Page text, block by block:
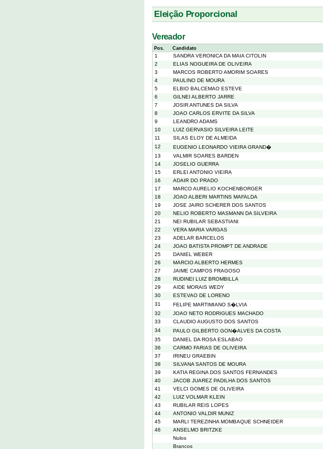
Eleição Proporcional
Vereador
Pos. Candidato
1 SANDRA VERONICA DA MAIA CITOLIN
2
ELIAS NOGUEIRA DE OLIVEIRA
3
MARCOS ROBERTO AMORIM SOARES
4
PAULINO DE MOURA
5
ELBIO BALCEMAO ESTEVE
6
GILNEI ALBERTO JARRE
7
JOSIR ANTUNES DA SILVA
8
JOAO CARLOS ERVITE DA SILVA
9
LEANDRO ADAMS
10
LUIZ GERVASIO SILVEIRA LEITE
11
SILAS ELOY DE ALMEIDA
12
EUGENIO LEONARDO VIEIRA GRAND�
13
VALMIR SOARES BARDEN
14
JOSELIO GUERRA
15
ERLEI ANTONIO VIEIRA
16
ADAIR DO PRADO
17
MARCO AURELIO KOCHENBORGER
18
JOAO ALBERI MARTINS MAFALDA
19
JOSE JAIRO SCHERER DOS SANTOS
20
NELIO ROBERTO MASMANN DA SILVEIRA
21
NEI RUBILAR SEBASTIANI
22
VERA MARIA VARGAS
23
ADELAR BARCELOS
24
JOAO BATISTA PROMPT DE ANDRADE
25
DANIEL WEBER
26
MARCIO ALBERTO HERMES
27
JAIME CAMPOS FRAGOSO
28
RUDINEI LUIZ BROMBILLA
29
AIDE MORAIS WEDY
30
ESTEVAO DE LORENO
31
FELIPE MARTIMIANO S�LVIA
32
JOAO NETO RODRIGUES MACHADO
33
CLAUDIO AUGUSTO DOS SANTOS
34
PAULO GILBERTO GON�ALVES DA COSTA
35
DANIEL DA ROSA ESLABAO
36
CARMO FARIAS DE OLIVEIRA
37
IRINEU GRAEBIN
38
SILVANA SANTOS DE MOURA
39
KATIA REGINA DOS SANTOS FERNANDES
40
JACOB JUAREZ PADILHA DOS SANTOS
41
VELCI GOMES DE OLIVEIRA
42
LUIZ VOLMAR KLEIN
43
RUBILAR REIS LOPES
44
ANTONIO VALDIR MUNIZ
45
MARLI TEREZINHA MOMBAQUE SCHNEIDER
46
ANSELMO BRITZKE
Nulos
Brancos